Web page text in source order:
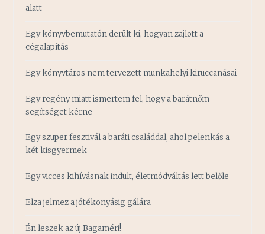
alatt
Egy könyvbemutatón derült ki, hogyan zajlott a
cégalapítás
Egy könyvtáros nem tervezett munkahelyi kiruccanásai
Egy regény miatt ismertem fel, hogy a barátnőm
segítséget kérne
Egy szuper fesztivál a baráti családdal, ahol pelenkás a
két kisgyermek
Egy vicces kihívásnak indult, életmódváltás lett belőle
Elza jelmez a jótékonyásig gálára
Én leszek az új Bagaméri!